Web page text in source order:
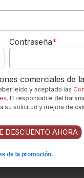
Contraseña*
comerciales de
leído y aceptado las
. El responsable del
su solicitud y mejora de
DESCUENTO AHORA
de la promoción.